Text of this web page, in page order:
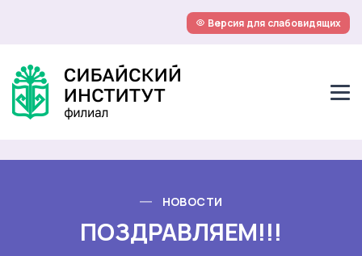
Версия для слабовидящих
НОВОСТИ
ПОЗДРАВЛЯЕМ!!!